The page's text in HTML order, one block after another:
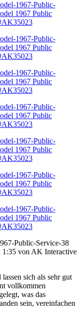
sich als sehr gut
vollkommen
was das
sein, vereinfachen